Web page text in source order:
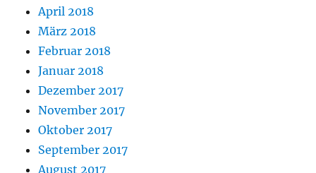
April 2018
März 2018
Februar 2018
Januar 2018
Dezember 2017
November 2017
Oktober 2017
September 2017
August 2017